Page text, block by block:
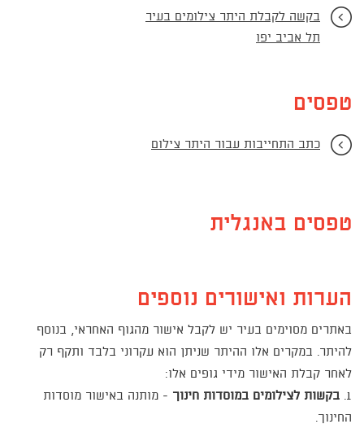
בקשה לקבלת היתר צילומים בעיר
תל אביב יפו
טפסים
כתב התחייבות עבור היתר צילום
טפסים באנגלית
הערות ואישורים נוספים
באתרים מסוימים בעיר יש לקבל אישור מהגוף האחראי, בנוסף
להיתר. במקרים אלו ההיתר שניתן הוא עקרוני בלבד ותקף רק
לאחר קבלת האישור מידי גופים אלו:
1. בקשות לצילומים במוסדות חינוך - מותנה באישור מוסדות
החינוך.